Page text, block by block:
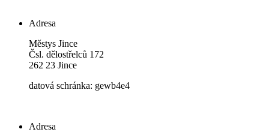
Adresa
Městys Jince
Čsl. dělostřelců 172
262 23 Jince
datová schránka: gewb4e4
Adresa